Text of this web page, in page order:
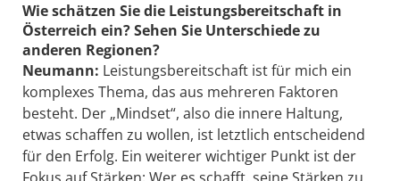
Wie schätzen Sie die Leistungsbereitschaft in
Österreich ein? Sehen Sie Unterschiede zu
anderen Regionen?
Neumann: Leistungsbereitschaft ist für mich ein
komplexes Thema, das aus mehreren Faktoren
besteht. Der „Mindset“, also die innere Haltung,
etwas schaffen zu wollen, ist letztlich entscheidend
für den Erfolg. Ein weiterer wichtiger Punkt ist der